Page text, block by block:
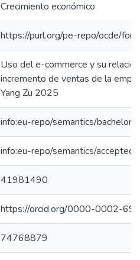
Crecimiento económico
https://purl.org/pe-repo/ocde/
Uso del e-commerce y su
incremento de ventas de la
Yang Zu 2025
info:eu-repo/semantics/
info:eu-repo/semantics/
41981490
https://orcid.org/0000-0002-
74768879